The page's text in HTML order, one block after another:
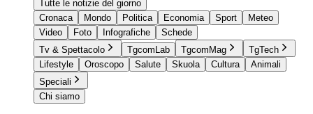
Tutte le notizie del giorno
Cronaca
Mondo Politica Economia Sport
Meteo
Video
Foto Infografiche
Schede
Tv & Spettacolo
TgcomLab TgcomMag
TgTech
Lifestyle
Oroscopo Salute Skuola Cultura
Animali
Speciali
Chi siamo